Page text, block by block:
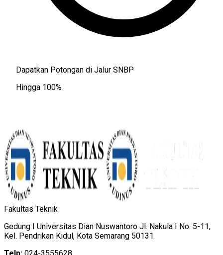
Dapatkan Potongan di Jalur SNBP
Hingga 100%
Fakultas Teknik
Gedung I Universitas Dian Nuswantoro Jl. Nakula I No. 5-11,
Kel. Pendrikan Kidul, Kota Semarang 50131